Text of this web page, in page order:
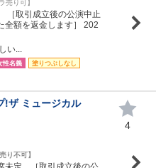
売り可】
取引成立後の公演中止
全額を返金します］ 202
い...
性名義
塗りつぶしなし
ザ ミュージカル
り不可】
4